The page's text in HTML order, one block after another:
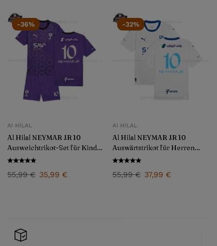
-36%
AI HILAL
Al Hilal NEYMAR JR 10
Ausweichtrikot-Set für Kinder
2024/25
55,99€ 35,99 €
-32%
AI HILAL
Al Hilal NEYMAR JR 10
Auswärtstrikot für Herren
2024/25
55,99€ 37,99 €